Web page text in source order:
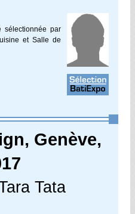
sélectionnée par
et Salle de
Genève,
Tata